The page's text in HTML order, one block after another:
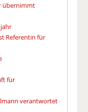
übernimmt
Referentin für
für
verantwortet